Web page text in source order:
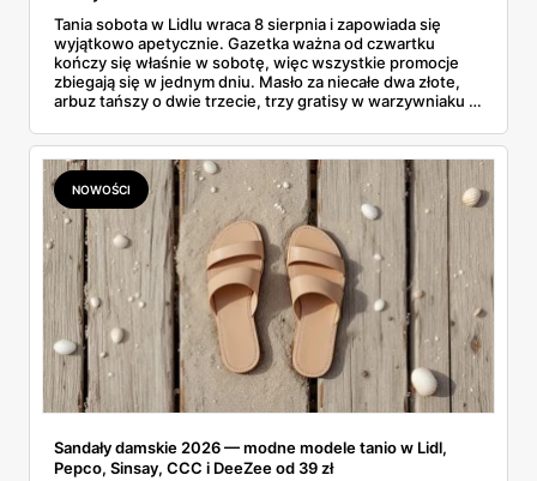
Tania sobota w Lidlu wraca 8 sierpnia i zapowiada się
wyjątkowo apetycznie. Gazetka ważna od czwartku
kończy się właśnie w sobotę, więc wszystkie promocje
zbiegają się w jednym dniu. Masło za niecałe dwa złote,
arbuz tańszy o dwie trzecie, trzy gratisy w warzywniaku i
całą sobotnią gazetkę Lidla strona po stronie i wybrałam
to, co naprawdę się opłaca.
NOWOŚCI
Sandały damskie 2026 — modne modele tanio w Lidl,
Pepco, Sinsay, CCC i DeeZee od 39 zł